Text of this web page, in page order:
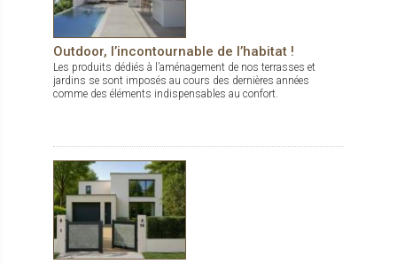
Outdoor, l’incontournable de l’habitat !
Les produits dédiés à l’aménagement de nos terrasses et
jardins se sont imposés au cours des dernières années
comme des éléments indispensables au confort.